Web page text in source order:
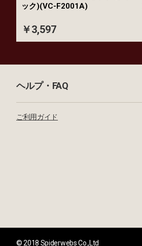
ック)(VC-F2001A)
￥3,597
ヘルプ・FAQ
ご利用ガイド
© 2018 Spiderwebs Co.,Ltd